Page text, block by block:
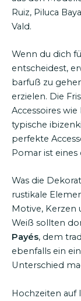
Ruiz, Piluca
Vald.
Wenn du dich
entscheidest,
barfuß zu
erzielen. Die
Accessoires
typische
perfekte
Pomar ist
Was die
rustikale
Motive, Kerzen
Weiß sollten
Payés, dem
ebenfalls ein
Unterschied
Hochzeiten auf